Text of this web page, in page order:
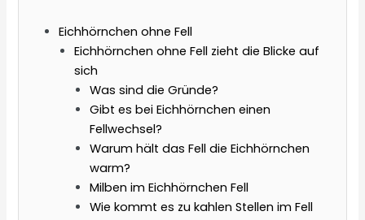
Eichhörnchen ohne Fell
Eichhörnchen ohne Fell zieht die Blicke auf
sich
Was sind die Gründe?
Gibt es bei Eichhörnchen einen
Fellwechsel?
Warum hält das Fell die Eichhörnchen
warm?
Milben im Eichhörnchen Fell
Wie kommt es zu kahlen Stellen im Fell